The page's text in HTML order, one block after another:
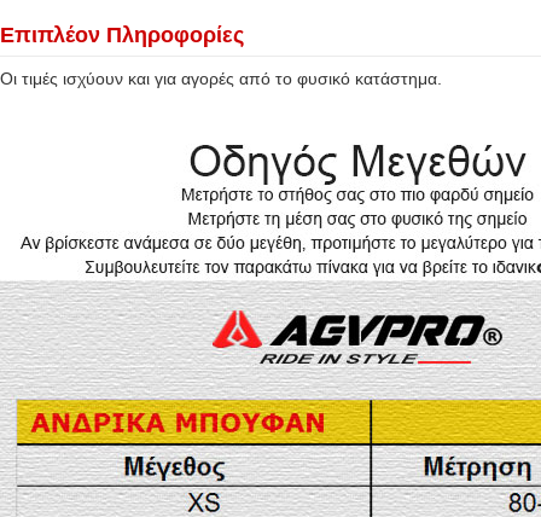
Επιπλέον Πληροφορίες
Οι τιμές ισχύουν και για αγορές από το φυσικό κατάστημα.